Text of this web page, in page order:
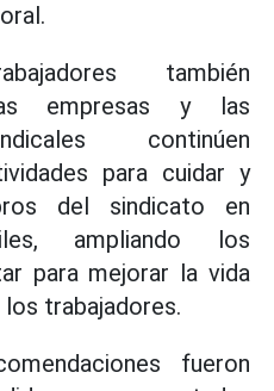
también
empresas y las
continúen
para cuidar y
del sindicato en
ampliando los
para mejorar la vida
trabajadores.
fueron